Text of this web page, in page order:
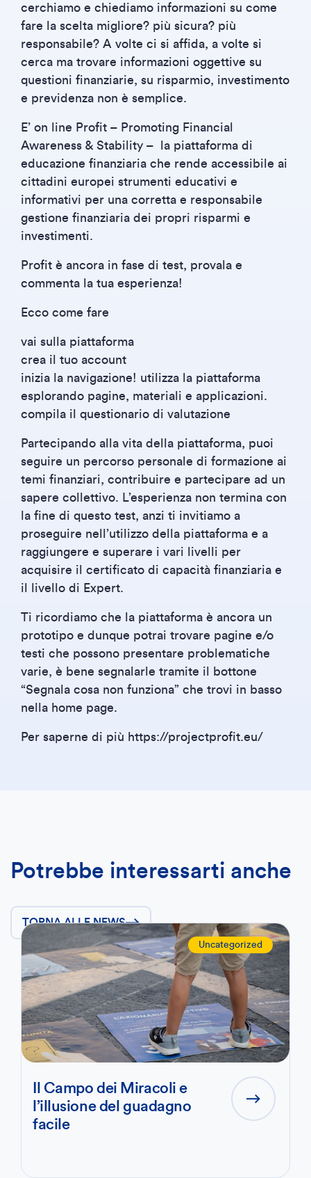
cerchiamo e chiediamo informazioni su come
fare la scelta migliore? più sicura? più
responsabile? A volte ci si affida, a volte si
cerca ma trovare informazioni oggettive su
questioni finanziarie, su risparmio, investimento
e previdenza non è semplice.
E’ on line Profit – Promoting Financial
Awareness & Stability – la piattaforma di
educazione finanziaria che rende accessibile ai
cittadini europei strumenti educativi e
informativi per una corretta e responsabile
gestione finanziaria dei propri risparmi e
investimenti.
Profit è ancora in fase di test, provala e
commenta la tua esperienza!
Ecco come fare
vai sulla piattaforma
crea il tuo account
inizia la navigazione! utilizza la piattaforma
esplorando pagine, materiali e applicazioni.
compila il questionario di valutazione
Partecipando alla vita della piattaforma, puoi
seguire un percorso personale di formazione ai
temi finanziari, contribuire e partecipare ad un
sapere collettivo. L’esperienza non termina con
la fine di questo test, anzi ti invitiamo a
proseguire nell’utilizzo della piattaforma e a
raggiungere e superare i vari livelli per
acquisire il certificato di capacità finanziaria e
il livello di Expert.
Ti ricordiamo che la piattaforma è ancora un
prototipo e dunque potrai trovare pagine e/o
testi che possono presentare problematiche
varie, è bene segnalarle tramite il bottone
“Segnala cosa non funziona” che trovi in basso
nella home page.
Per saperne di più https://projectprofit.eu/
Potrebbe interessarti anche
TORNA ALLE NEWS
Uncategorized
Il Campo dei Miracoli e
l’illusione del guadagno
facile